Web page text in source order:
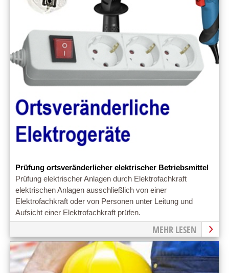
Prüfung ortsveränderlicher elektrischer Betriebsmittel
Prüfung elektrischer Anlagen durch Elektrofachkraft
elektrischen Anlagen ausschließlich von einer
Elektrofachkraft oder von Personen unter Leitung und
Aufsicht einer Elektrofachkraft prüfen.
MEHR LESEN